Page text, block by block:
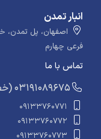
انبار تمدن
اصفهان، پل تمدن،
فرعی چهارم
تماس با ما
​​​ (40 خط) 03191089675
09133760771
09133760772
09133760773